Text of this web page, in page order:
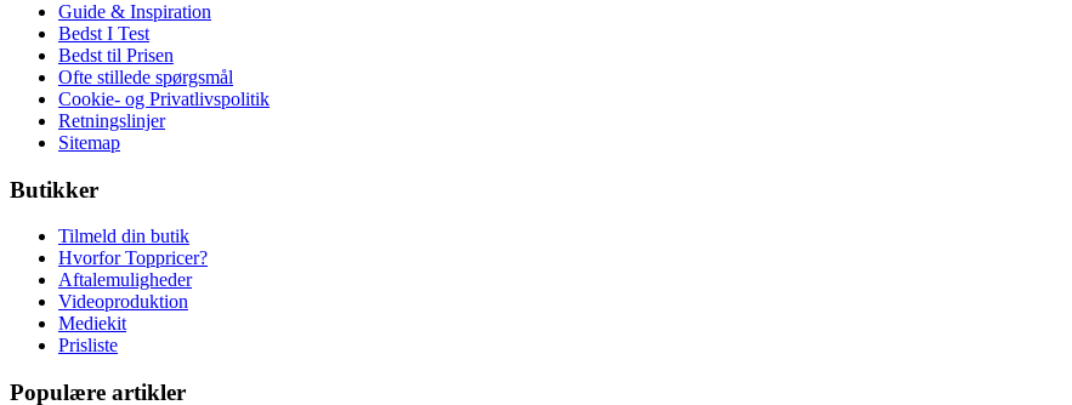
Guide & Inspiration
Bedst I Test
Bedst til Prisen
Ofte stillede spørgsmål
Cookie- og Privatlivspolitik
Retningslinjer
Sitemap
Butikker
Tilmeld din butik
Hvorfor Toppricer?
Aftalemuligheder
Videoproduktion
Mediekit
Prisliste
Populære artikler